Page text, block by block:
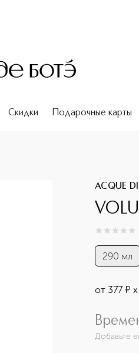
Скидки Подарочные карты
ACQUE
0из 0
290 мл
от 377 ¤
Добавьте